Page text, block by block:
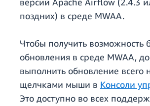
поздних) в среде MWAA.
Чтобы получить возможность
обновления в среде MWAA,
выполнить обновление всего
щелчками мыши в Консоли
Это доступно во всех